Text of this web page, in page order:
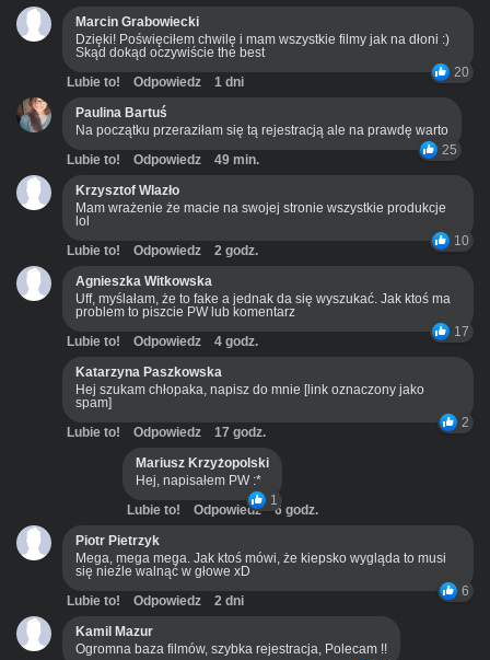
Marcin Grabowiecki
Dzięki! Poświęciłem chwilę i mam wszystkie filmy jak na dłoni :)
Skąd dokąd oczywiście the best
20
Lubie to! Odpowiedz
1 dni
Paulina Bartuś
Na początku przeraziłam się tą rejestracją ale na prawdę warto
25
Lubie to! Odpowiedz
49 min.
Krzysztof Wlazło
Mam wrażenie że macie na swojej stronie wszystkie produkcje
lol
10
Lubie to! Odpowiedz
2 godz.
Agnieszka Witkowska
Uff, myślałam, że to fake a jednak da się wyszukać. Jak ktoś ma
problem to piszcie PW lub komentarz
17
Lubie to! Odpowiedz
4 godz.
Katarzyna Paszkowska
Hej szukam chłopaka, napisz do mnie [link oznaczony jako
spam]
2
Lubie to! Odpowiedz
17 godz.
Mariusz Krzyżopolski
Hej, napisałem PW :*
1
Lubie to! Odpowiedz
6 godz.
Piotr Pietrzyk
Mega, mega mega. Jak ktoś mówi, że kiepsko wygląda to musi
się nieźle walnąć w głowe xD
6
Lubie to! Odpowiedz
2 dni
Kamil Mazur
Ogromna baza filmów, szybka rejestracja, Polecam !!